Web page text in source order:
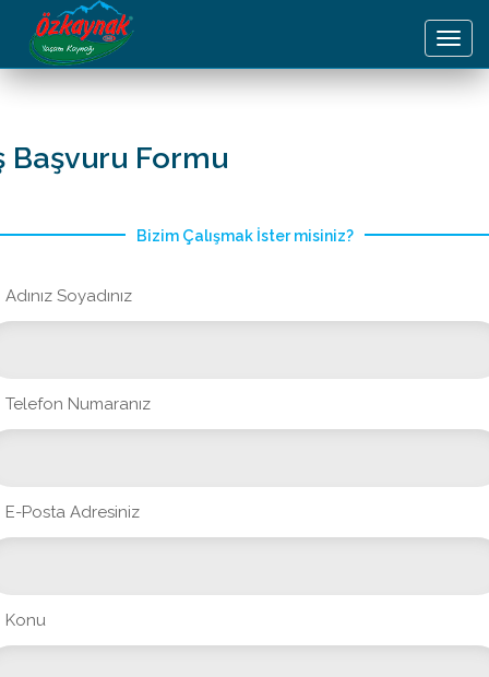
Başvuru Formu
Bizim Çalışmak İster misiniz?
Adınız Soyadınız
Telefon Numaranız
E-Posta Adresiniz
Konu